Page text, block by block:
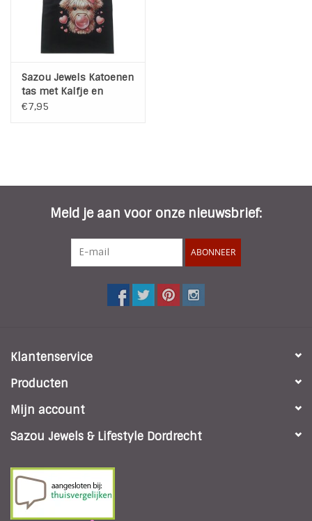
Sazou Jewels Katoenen
tas met Kalfje en
Hartjes
€7,95
Meld je aan voor onze nieuwsbrief:
ABONNEER
Klantenservice
Producten
Mijn account
Sazou Jewels & Lifestyle Dordrecht